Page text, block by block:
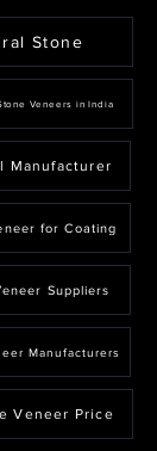
Stone
Veneers in India
Manufacturer
for Coating
Suppliers
Manufacturers
Veneer Price